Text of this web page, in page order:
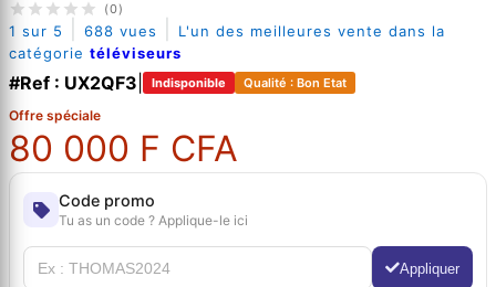
(0)
1 sur 5 688 vues
L'un des meilleures vente dans la
catégorie téléviseurs
#Ref : UX2QF3 Indisponible Qualité : Bon Etat
Offre spéciale
80 000 F CFA
Code promo
Tu as un code ? Applique-le ici
Appliquer